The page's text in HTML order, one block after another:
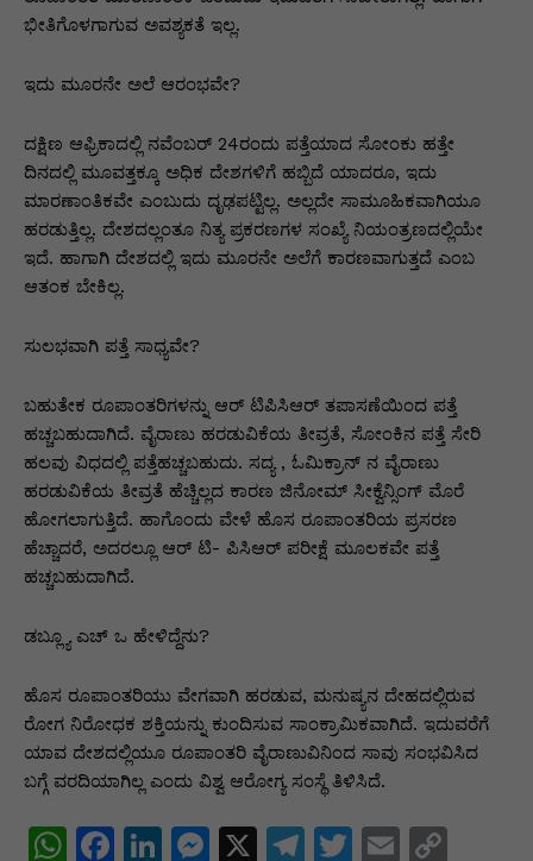
ಭೀತಿಗೊಳಗಾಗುವ ಅವಶ್ಯಕತೆ ಇಲ್ಲ.
ಇದು ಮೂರನೇ ಅಲೆ ಆರಂಭವೇ?
ದಕ್ಷಿಣ ಆಫ್ರಿಕಾದಲ್ಲಿ ನವೆಂಬರ್ 24ರಂದು ಪತ್ತೆಯಾದ ಸೋಂಕು ಹತ್ತೇ
ದಿನದಲ್ಲಿ ಮೂವತ್ತಕ್ಕೂ ಅಧಿಕ ದೇಶಗಳಿಗೆ ಹಬ್ಬಿದೆ ಯಾದರೂ, ಇದು
ಮಾರಣಾಂತಿಕವೇ ಎಂಬುದು ದೃಢಪಟ್ಟಿಲ್ಲ. ಅಲ್ಲದೇ ಸಾಮೂಹಿಕವಾಗಿಯೂ
ಹರಡುತ್ತಿಲ್ಲ. ದೇಶದಲ್ಲಂತೂ ನಿತ್ಯ ಪ್ರಕರಣಗಳ ಸಂಖ್ಯೆ ನಿಯಂತ್ರಣದಲ್ಲಿಯೇ
ಇದೆ. ಹಾಗಾಗಿ ದೇಶದಲ್ಲಿ ಇದು ಮೂರನೇ ಅಲೆಗೆ ಕಾರಣವಾಗುತ್ತದೆ ಎಂಬ
ಆತಂಕ ಬೇಕಿಲ್ಲ.
ಸುಲಭವಾಗಿ ಪತ್ತೆ ಸಾಧ್ಯವೇ?
ಬಹುತೇಕ ರೂಪಾಂತರಿಗಳನ್ನು ಆರ್ ಟಿಪಿಸಿಆರ್ ತಪಾಸಣೆಯಿಂದ ಪತ್ತೆ
ಹಚ್ಚಬಹುದಾಗಿದೆ. ವೈರಾಣು ಹರಡುವಿಕೆಯ ತೀವ್ರತೆ, ಸೋಂಕಿನ ಪತ್ತೆ ಸೇರಿ
ಹಲವು ವಿಧದಲ್ಲಿ ಪತ್ತೆಹಚ್ಚಬಹುದು. ಸದ್ಯ , ಓಮಿಕ್ರಾನ್ ನ ವೈರಾಣು
ಹರಡುವಿಕೆಯ ತೀವ್ರತೆ ಹೆಚ್ಚಿಲ್ಲದ ಕಾರಣ ಜಿನೋಮ್ ಸೀಕ್ವೆನ್ಸಿಂಗ್ ಮೊರೆ
ಹೋಗಲಾಗುತ್ತಿದೆ. ಹಾಗೊಂದು ವೇಳೆ ಹೊಸ ರೂಪಾಂತರಿಯ ಪ್ರಸರಣ
ಹೆಚ್ಚಾದರೆ, ಅದರಲ್ಲೂ ಆರ್ ಟಿ- ಪಿಸಿಆರ್ ಪರೀಕ್ಷೆ ಮೂಲಕವೇ ಪತ್ತೆ
ಹಚ್ಚಬಹುದಾಗಿದೆ.
ಡಬ್ಲ್ಯೂ ಎಚ್ ಒ ಹೇಳಿದ್ದೆನು?
ಹೊಸ ರೂಪಾಂತರಿಯು ವೇಗವಾಗಿ ಹರಡುವ, ಮನುಷ್ಯನ ದೇಹದಲ್ಲಿರುವ
ರೋಗ ನಿರೋಧಕ ಶಕ್ತಿಯನ್ನು ಕುಂದಿಸುವ ಸಾಂಕ್ರಾಮಿಕವಾಗಿದೆ. ಇದುವರೆಗೆ
ಯಾವ ದೇಶದಲ್ಲಿಯೂ ರೂಪಾಂತರಿ ವೈರಾಣುವಿನಿಂದ ಸಾವು ಸಂಭವಿಸಿದ
ಬಗ್ಗೆ ವರದಿಯಾಗಿಲ್ಲ ಎಂದು ವಿಶ್ವ ಆರೋಗ್ಯ ಸಂಸ್ಥೆ ತಿಳಿಸಿದೆ.
W F
Li
M
X
T
T
E